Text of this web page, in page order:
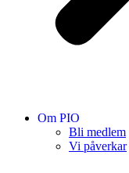
Om PIO
Bli medlem
Vi påverkar